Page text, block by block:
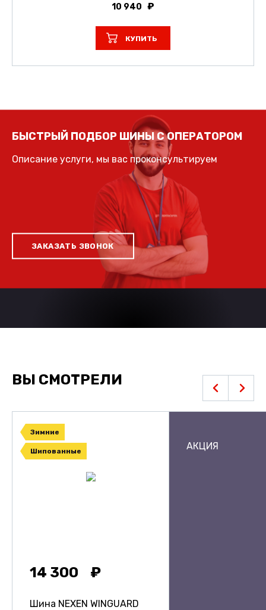
10 940
КУПИТЬ
БЫСТРЫЙ ПОДБОР ШИНЫ С ОПЕРАТОРОМ
Описание услуги, мы вас проконсультируем
ЗАКАЗАТЬ ЗВОНОК
ВЫ СМОТРЕЛИ
Зимние
Шипованные
14 300
Шина NEXEN WINGUARD
АКЦИЯ